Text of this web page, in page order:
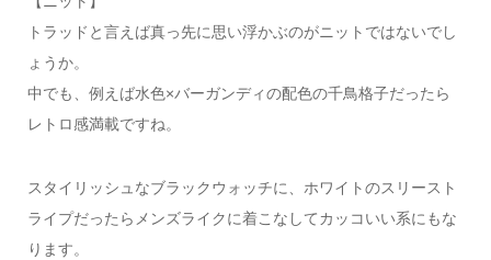
トラッドと言えば真っ先に思い浮かぶのがニットではないでし
ょうか。
中でも、例えば水色×バーガンディの配色の千鳥格子だったら
レトロ感満載ですね。
スタイリッシュなブラックウォッチに、ホワイトのスリースト
ライプだったらメンズライクに着こなしてカッコいい系にもな
ります。